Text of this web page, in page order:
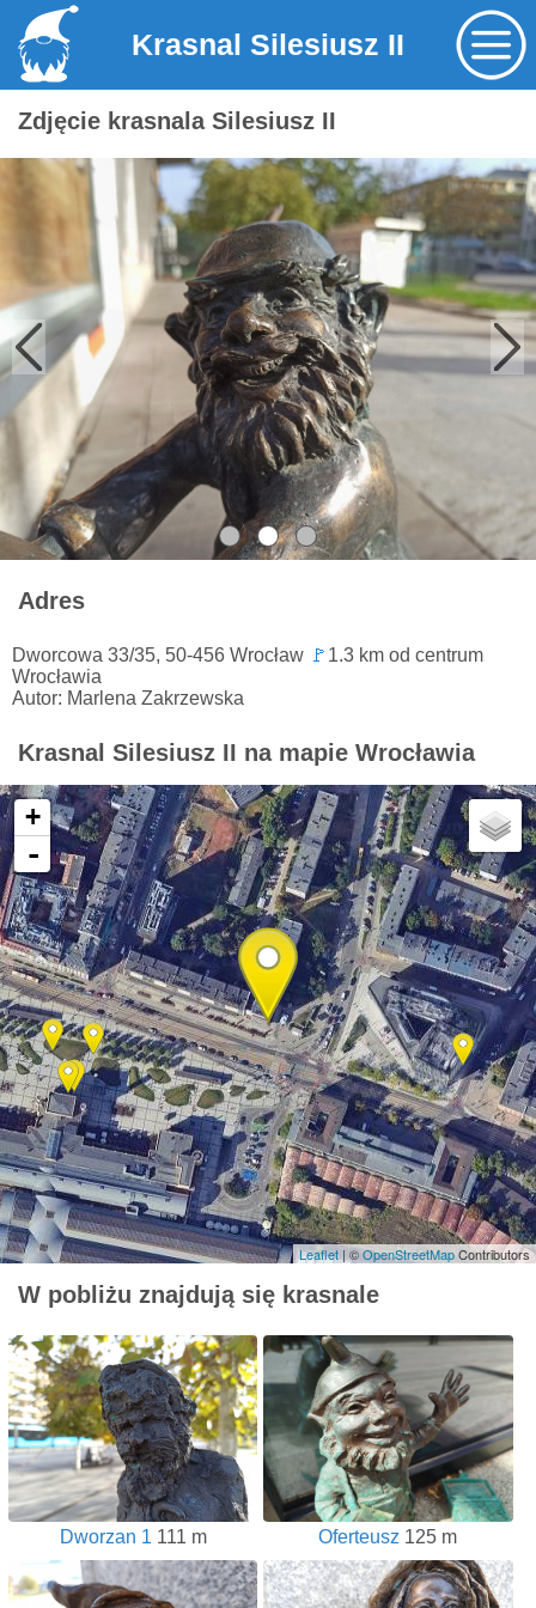
Krasnal Silesiusz II
Zdjęcie krasnala Silesiusz II
Adres
Dworcowa 33/35, 50-456 Wrocław 🚩 1.3 km od centrum
Wrocławia
Autor: Marlena Zakrzewska
Krasnal Silesiusz II na mapie Wrocławia
+
-
Leaflet | ©OpenStreetMapContributors
W pobliżu znajdują się krasnale
Dworzan 1 111 m Oferteusz 125 m